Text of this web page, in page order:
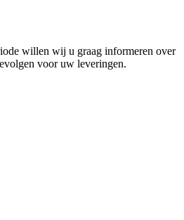
willen wij u graag informeren over
voor uw leveringen.